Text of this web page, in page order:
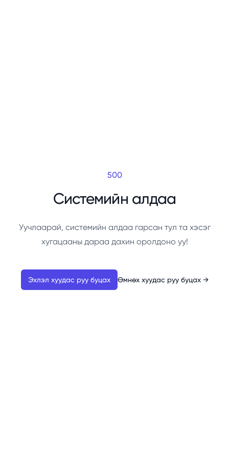
500
Системийн алдаа
Уучлаарай, системийн алдаа гарсан тул та хэсэг
хугацааны дараа дахин оролдоно уу!
Эхлэл хуудас руу буцах Өмнөх хуудас руу буцах →